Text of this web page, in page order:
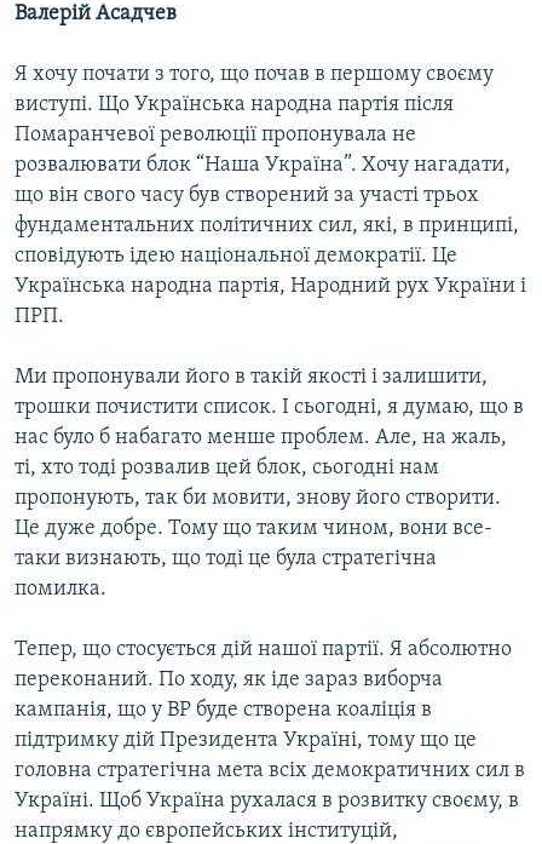
Валерій Асадчев
Я хочу почати з того, що почав в першому своєму
виступі. Що Українська народна партія після
Помаранчевої революції пропонувала не
розвалювати блок “Наша Україна”. Хочу нагадати,
що він свого часу був створений за участі трьох
фундаментальних політичних сил, які, в принципі,
сповідують ідею національної демократії. Це
Українська народна партія, Народний рух України і
ПРП.
Ми пропонували його в такій якості і залишити,
трошки почистити список. І сьогодні, я думаю, що в
нас було б набагато менше проблем. Але, на жаль,
ті, хто тоді розвалив цей блок, сьогодні нам
пропонують, так би мовити, знову його створити.
Це дуже добре. Тому що таким чином, вони все-
таки визнають, що тоді це була стратегічна
помилка.
Тепер, що стосується дій нашої партії. Я абсолютно
переконаний. По ходу, як іде зараз виборча
кампанія, що у ВР буде створена коаліція в
підтримку дій Президента Україні, тому що це
головна стратегічна мета всіх демократичних сил в
Україні. Щоб Україна рухалася в розвитку своєму, в
напрямку до європейських інституцій,